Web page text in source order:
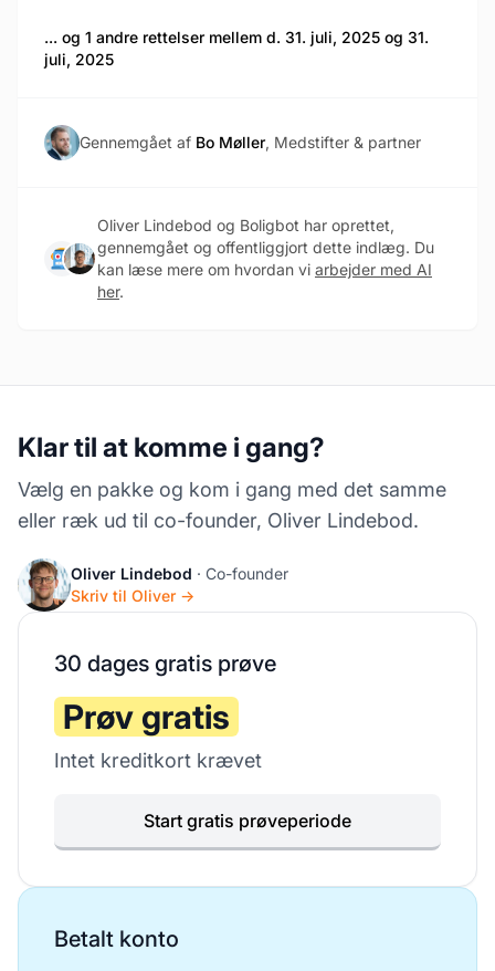
... og 1 andre rettelser mellem d. 31. juli, 2025 og 31.
juli, 2025
Gennemgået af Bo Møller, Medstifter & partner
Oliver Lindebod og Boligbot har oprettet,
gennemgået og offentliggjort dette indlæg. Du
kan læse mere om hvordan vi arbejder med AI
her.
Klar til at komme i gang?
Vælg en pakke og kom i gang med det samme
eller ræk ud til co-founder, Oliver Lindebod.
Oliver Lindebod · Co-founder
Skriv til Oliver →
30 dages gratis prøve
Prøv gratis
Intet kreditkort krævet
Start gratis prøveperiode
Betalt konto